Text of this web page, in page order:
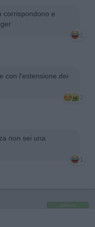
corrispondono e
1
con l'estensione dei
2
non sei una
1
pubblicità